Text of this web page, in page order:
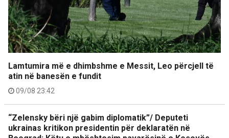
Lamtumira më e dhimbshme e Messit, Leo përcjell të
atin në banesën e fundit
09/08 23:42
“Zelensky bëri një gabim diplomatik”/ Deputeti
ukrainas kritikon presidentin për deklaratën në